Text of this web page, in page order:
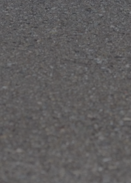
ト